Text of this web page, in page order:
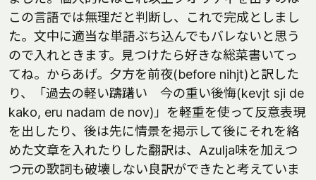
この言語では無理だと判断し、これで完成としまし
た。文中に適当な単語ぶち込んでもバレないと思う
ので入れときます。見つけたら好きな総菜書いてっ
てね。からあげ。夕方を前夜(before nihjt)と訳した
り、「過去の軽い躊躇い 今の重い後悔(kevjt sji de
kako, eru nadam de nov)」を軽重を使って反意表現
を出したり、後は先に情景を掲示して後にそれを絡
めた文章を入れたりした翻訳は、Azulja味を加えつ
つ元の歌詞も破壊しない良訳ができたと考えていま